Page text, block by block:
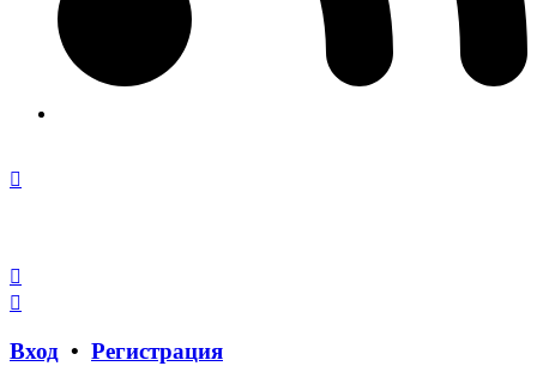
Вход • Регистрация